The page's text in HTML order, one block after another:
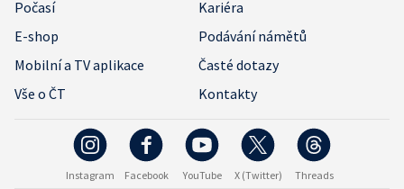
Počasí
Kariéra
E-shop
Podávání námětů
Mobilní a TV aplikace
Časté dotazy
Vše o ČT
Kontakty
Instagram Facebook YouTube X (Twitter) Threads